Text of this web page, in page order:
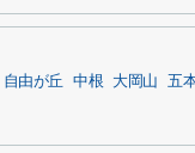
自由が丘 中根 大岡山 五